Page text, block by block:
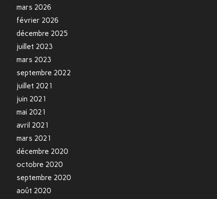
mars 2026
février 2026
décembre 2025
juillet 2023
mars 2023
septembre 2022
juillet 2021
juin 2021
mai 2021
avril 2021
mars 2021
décembre 2020
octobre 2020
septembre 2020
août 2020